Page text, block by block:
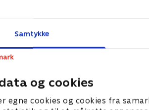
Samtykke
og cookies
egne cookies og cookies fra
for
arresteret og en forsvundet.
Bäckström må tage